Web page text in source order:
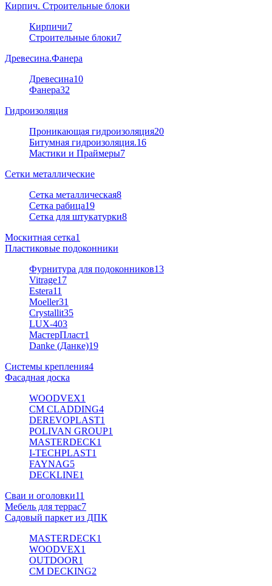
Кирпич. Строительные блоки
Кирпичи7
Строительные блоки7
Древесина.Фанера
Древесина10
Фанера32
Гидроизоляция
Проникающая гидроизоляция20
Битумная гидроизоляция.16
Мастики и Праймеры7
Сетки металлические
Сетка металлическая8
Сетка рабица19
Сетка для штукатурки8
Москитная сетка1
Пластиковые подоконники
Фурнитура для подоконников13
Vitrage17
Estera11
Moeller31
Crystallit35
LUX-403
МастерПласт1
Danke (Данке)19
Системы крепления4
Фасадная доска
WOODVEX1
CM CLADDING4
DEREVOPLAST1
POLIVAN GROUP1
MASTERDECK1
I-TECHPLAST1
FAYNAG5
DECKLINE1
Сваи и оголовки11
Мебель для террас7
Садовый паркет из ДПК
MASTERDECK1
WOODVEX1
OUTDOOR1
CM DECKING2